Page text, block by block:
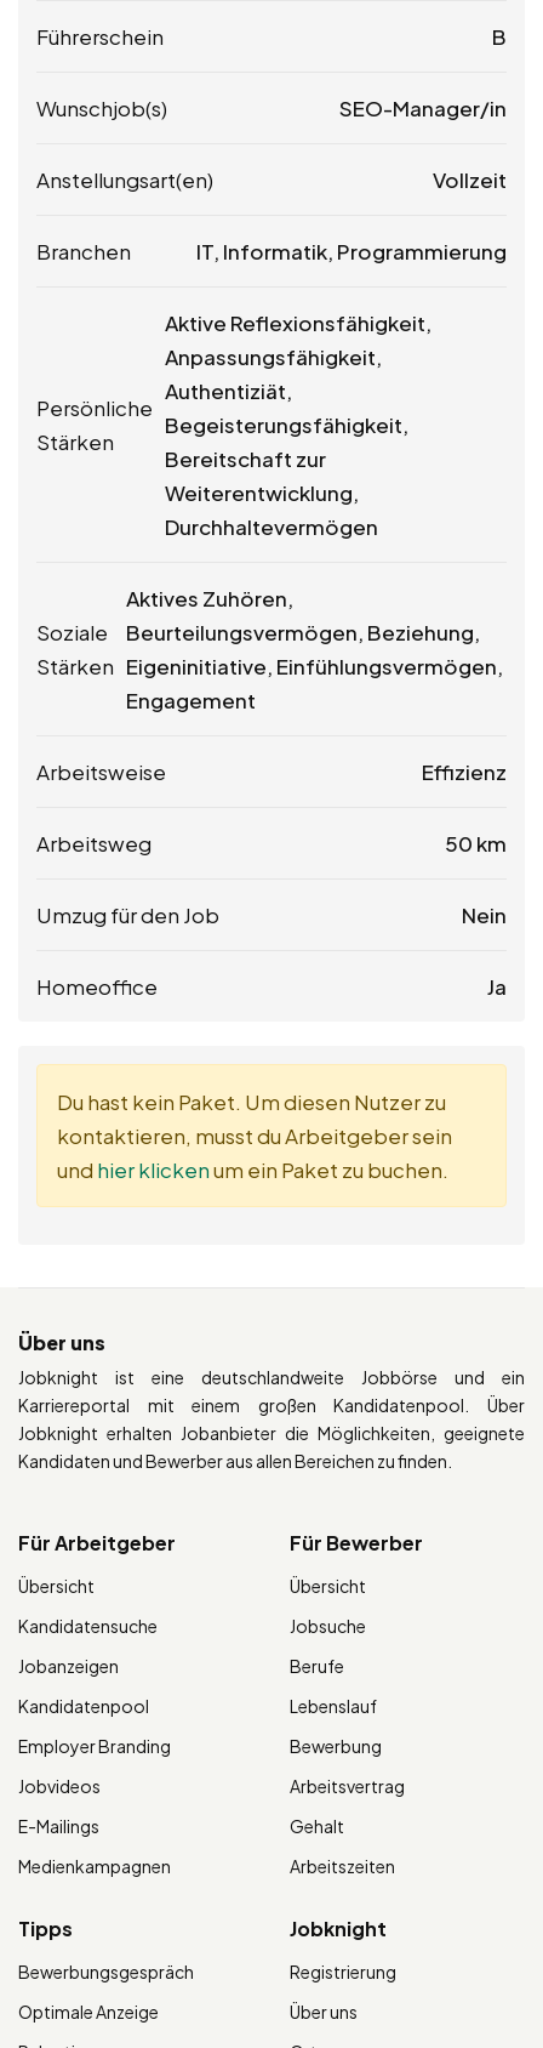
Führerschein B
Wunschjob(s) SEO-Manager/in
Anstellungsart(en) Vollzeit
Branchen IT, Informatik, Programmierung
Persönliche
Stärken
Aktive Reflexionsfähigkeit,
Anpassungsfähigkeit,
Authentiziät,
Begeisterungsfähigkeit,
Bereitschaft zur
Weiterentwicklung,
Durchhaltevermögen
Soziale
Stärken
Aktives Zuhören,
Beurteilungsvermögen, Beziehung,
Eigeninitiative, Einfühlungsvermögen,
Engagement
Arbeitsweise Effizienz
Arbeitsweg 50 km
Umzug für den Job Nein
Homeoffice Ja
Du hast kein Paket. Um diesen Nutzer zu
kontaktieren, musst du Arbeitgeber sein
und hier klickenum ein Paket zu buchen.
Über uns
Jobknight ist eine deutschlandweite Jobbörse und ein
Karriereportal mit einem großen Kandidatenpool. Über
Jobknight erhalten Jobanbieter die Möglichkeiten, geeignete
Kandidaten und Bewerber aus allen Bereichen zu finden.
Für Arbeitgeber
Übersicht
Kandidatensuche
Jobanzeigen
Kandidatenpool
Employer Branding
Jobvideos
E-Mailings
Medienkampagnen
Für Bewerber
Übersicht
Jobsuche
Berufe
Lebenslauf
Bewerbung
Arbeitsvertrag
Gehalt
Arbeitszeiten
Tipps
Bewerbungsgespräch
Optimale Anzeige
Jobknight
Registrierung
Über uns